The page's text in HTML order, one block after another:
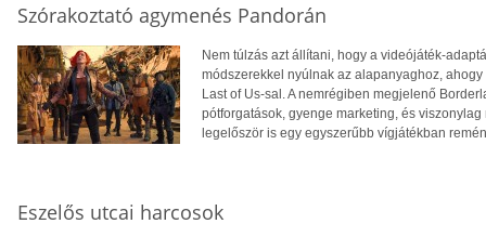
Szórakoztató agymenés Pandorán
Nem túlzás azt állítani, hogy a videójáték-
módszerekkel nyúlnak az alapanyaghoz,
Last of Us-sal. A nemrégiben megjelenő
pótforgatások, gyenge marketing, és
legelőször is egy egyszerűbb vígjátékban
Eszelős utcai harcosok